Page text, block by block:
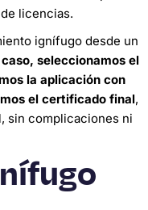
licencias.
ignífugo desde un
seleccionamos el
la aplicación con
el certificado final,
sin complicaciones ni